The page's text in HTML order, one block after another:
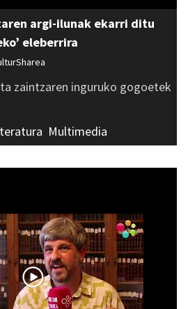
argi-ilunak ekarri ditu
eleberrira
zaintzaren inguruko gogoetek
Multimedia